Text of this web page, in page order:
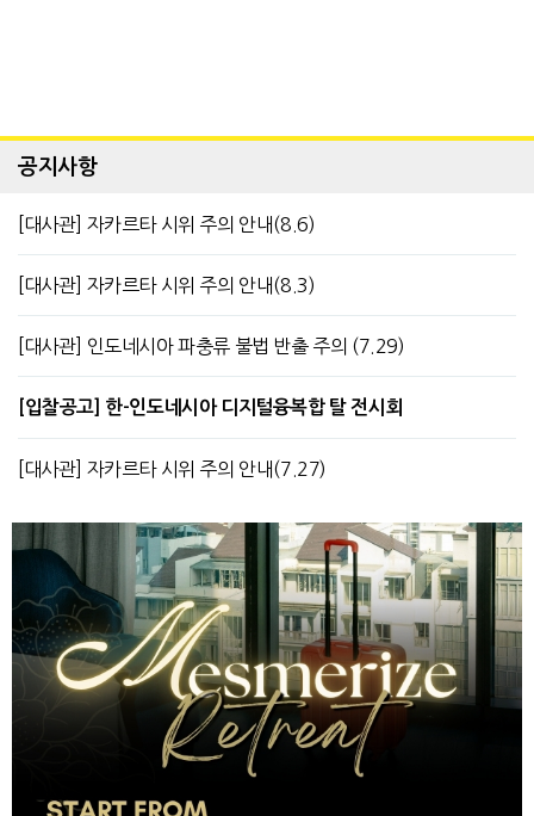
공지사항
[대사관] 자카르타 시위 주의 안내(8.6)
[대사관] 자카르타 시위 주의 안내(8.3)
[대사관] 인도네시아 파충류 불법 반출 주의 (7.29)
[입찰공고] 한-인도네시아 디지털융복합 탈 전시회
[대사관] 자카르타 시위 주의 안내(7.27)